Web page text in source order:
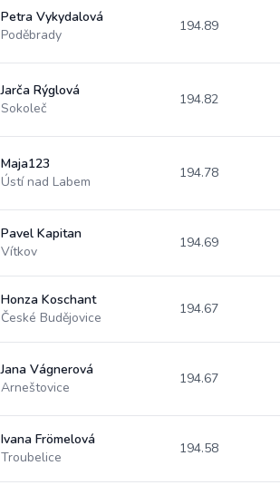
Petra Vykydalová
Poděbrady
194.89
Jarča Rýglová
Sokoleč
194.82
Maja123
Ústí nad Labem
194.78
Pavel Kapitan
Vítkov
194.69
Honza Koschant
České Budějovice
194.67
Jana Vágnerová
Arneštovice
194.67
Ivana Frömelová
Troubelice
194.58